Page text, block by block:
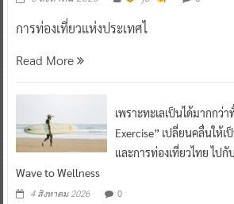
การท่องเที่ยวแห่งประเทศไ
Read More
เพราะทะเลเป็นได้มากก
Exercise” เปลี่ยนคลื่นให้เ
และการท่องเที่ยวไทย ไป
Wave to Wellness
4 สิงหาคม 2026 0